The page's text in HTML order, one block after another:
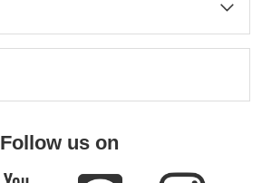
Follow us on